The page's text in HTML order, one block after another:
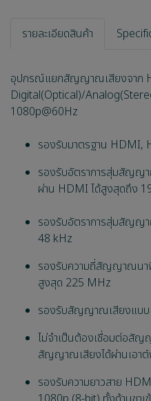
รายละเอียดสินค้า
อุปกรณ์แยกสัญญาณเสียงจาก
Digital(Optical)/
1080p@60Hz
รองรับมาตรฐาน HDMI,
รองรับอัตราการสุ่มสัญญ
ผ่าน HDMI ได้สูงสุดถึง
รองรับอัตราการสุ่มสัญญ
48 kHz
รองรับความถี่สัญญาณนา
สูงสุด 225 MHz
รองรับสัญญาณเสียงแบบ
ไม่จำเป็นต้องเชื่อมต่อสั
สัญญาณเสียงได้ผ่านเอา
รองรับความยาวสาย